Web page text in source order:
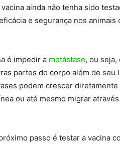
ainda não tenha sido
e segurança nos animais
é impedir a metástase, ou seja,
partes do corpo além de seu
podem crescer
ou até mesmo migrar
passo é testar a vacina